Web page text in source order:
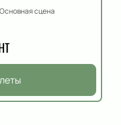
Основная сцена